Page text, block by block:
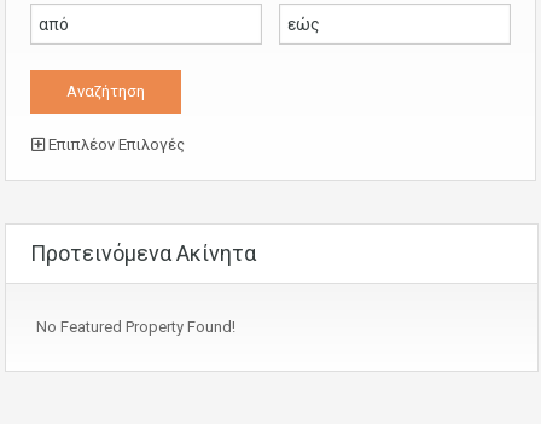
Επιπλέον Επιλογές
Προτεινόμενα Ακίνητα
No Featured Property Found!